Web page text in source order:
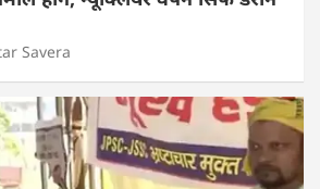
Savera